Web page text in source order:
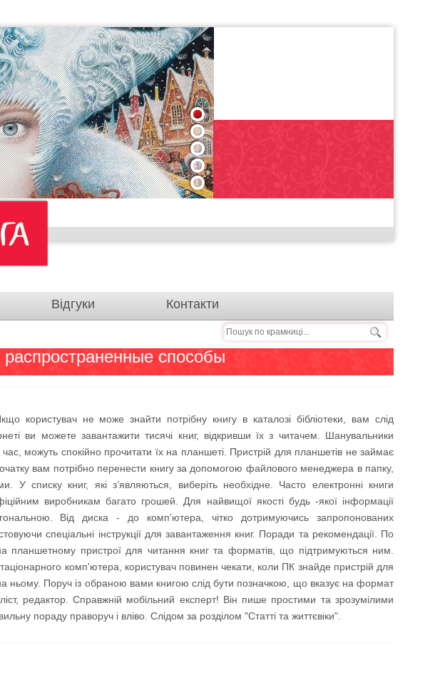
1
2
3
4
5
Відгуки Контакти
распространенные способы
користувач не може знайти потрібну книгу в каталозі бібліотеки, вам слід
ви можете завантажити тисячі книг, відкривши їх з читачем. Шанувальники
можуть спокійно прочитати їх на планшеті. Пристрій для планшетів не займає
вам потрібно перенести книгу за допомогою файлового менеджера в папку,
У списку книг, які з’являються, виберіть необхідне. Часто електронні книги
виробникам багато грошей. Для найвищої якості будь -якої інформації
Від диска - до комп’ютера, чітко дотримуючись запропонованих
спеціальні інструкції для завантаження книг. Поради та рекомендації. По
планшетному пристрої для читання книг та форматів, що підтримуються ним.
комп'ютера, користувач повинен чекати, коли ПК знайде пристрій для
ньому. Поруч із обраною вами книгою слід бути позначкою, що вказує на формат
редактор. Справжній мобільний експерт! Він пише простими та зрозумілими
пораду праворуч і вліво. Слідом за розділом "Статті та життєвіки".